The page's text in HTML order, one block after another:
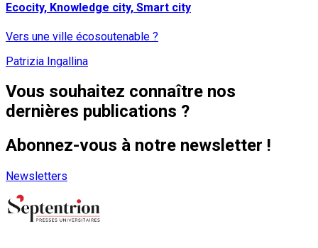
Ecocity, Knowledge city, Smart city
Vers une ville écosoutenable ?
Patrizia Ingallina
Vous souhaitez connaître nos
dernières publications ?
Abonnez-vous à notre newsletter !
Newsletters